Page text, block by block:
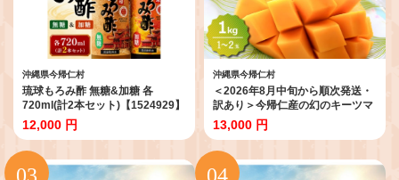
沖縄県今帰仁村
琉球もろみ酢 無糖&加糖 各
720ml(計2本セット)【1524929】
12,000 円
沖縄県今帰仁村
＜2026年8月中旬から順次発送・
訳あり＞今帰仁産の幻のキーツマ
ンゴー1kg(1～2玉)_訳あり 家庭
用 マンゴー キーツマンゴー フル
ーツ 果物 人気 美味しい 今帰仁
【4014741】
13,000 円